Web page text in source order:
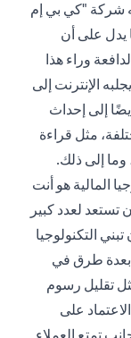
أصدرته شركة "كي بي إم
يدل على أن
وراء هذا
الإنترنت إلى
إلى إحداث
مثل قراءة
إلى ذلك.
المالية هو أنت
لعدد كبير
التكنولوجيا
بعدة طرق في
تقليل رسوم
على